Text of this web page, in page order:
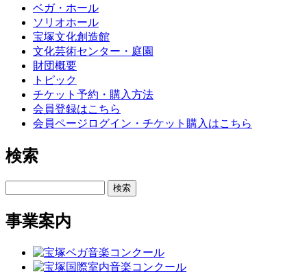
ベガ・ホール
ソリオホール
宝塚文化創造館
文化芸術センター・庭園
財団概要
トピック
チケット予約・購入方法
会員登録はこちら
会員ページログイン・チケット購入はこちら
検索
検索
事業案内